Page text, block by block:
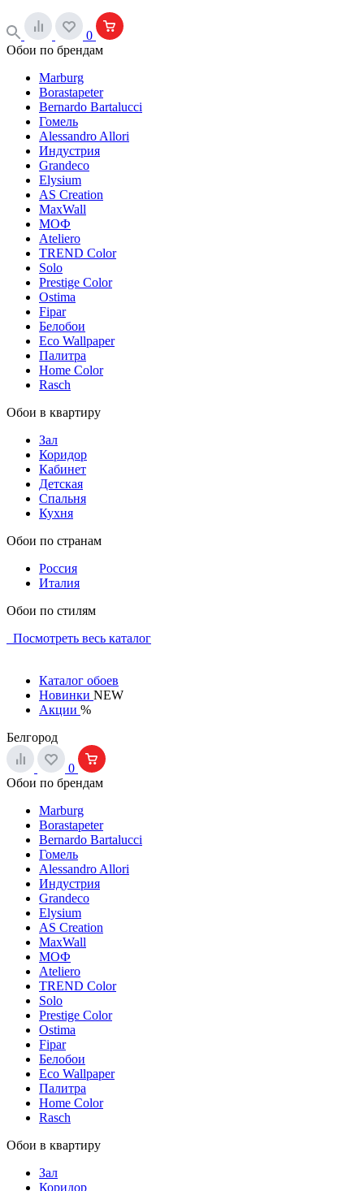
0
Обои по брендам
Marburg
Borastapeter
Bernardo Bartalucci
Гомель
Alessandro Allori
Индустрия
Grandeco
Elysium
AS Creation
MaxWall
МОФ
Ateliero
TREND Color
Solo
Prestige Color
Ostima
Fipar
Белобои
Eco Wallpaper
Палитра
Home Color
Rasch
Обои в квартиру
Зал
Коридор
Кабинет
Детская
Спальня
Кухня
Обои по странам
Россия
Италия
Обои по стилям
Посмотреть весь каталог
Каталог обоев
Новинки NEW
Акции %
Белгород
0
Обои по брендам
Marburg
Borastapeter
Bernardo Bartalucci
Гомель
Alessandro Allori
Индустрия
Grandeco
Elysium
AS Creation
MaxWall
МОФ
Ateliero
TREND Color
Solo
Prestige Color
Ostima
Fipar
Белобои
Eco Wallpaper
Палитра
Home Color
Rasch
Обои в квартиру
Зал
Коридор